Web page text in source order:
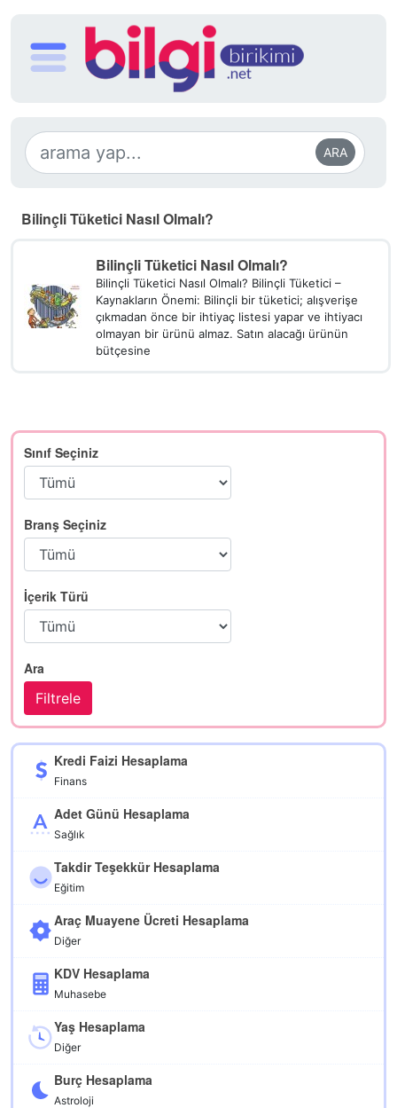
ARA
Bilinçli Tüketici Nasıl Olmalı?
Bilinçli Tüketici Nasıl Olmalı?
Bilinçli Tüketici Nasıl Olmalı? Bilinçli Tüketici –
Kaynakların Önemi: Bilinçli bir tüketici; alışverişe
çıkmadan önce bir ihtiyaç listesi yapar ve ihtiyacı
olmayan bir ürünü almaz. Satın alacağı ürünün
bütçesine
Sınıf Seçiniz
Branş Seçiniz
İçerik Türü
Ara
Kredi Faizi Hesaplama
Finans
Adet Günü Hesaplama
Sağlık
Takdir Teşekkür Hesaplama
Eğitim
Araç Muayene Ücreti Hesaplama
Diğer
KDV Hesaplama
Muhasebe
Yaş Hesaplama
Diğer
Burç Hesaplama
Astroloji